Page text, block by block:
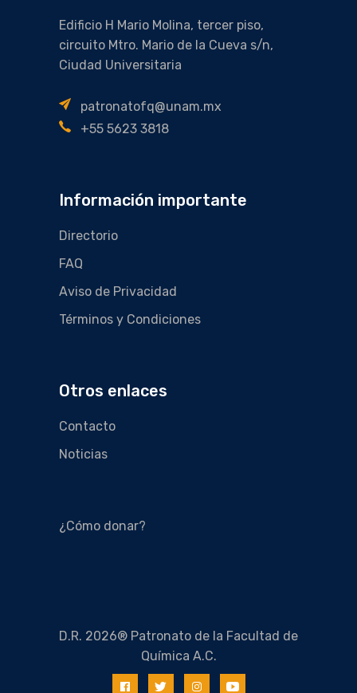
Edificio H Mario Molina, tercer piso,
circuito Mtro. Mario de la Cueva s/n,
Ciudad Universitaria
patronatofq@unam.mx
+55 5623 3818
Información importante
Directorio
FAQ
Aviso de Privacidad
Términos y Condiciones
Otros enlaces
Contacto
Noticias
¿Cómo donar?
D.R. 2026® Patronato de la Facultad de
Química A.C.